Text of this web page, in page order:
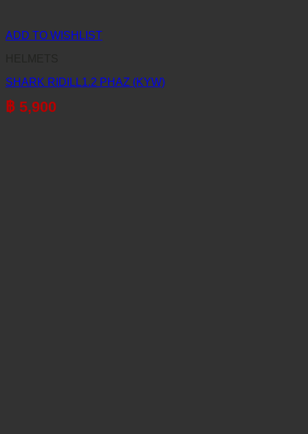
ADD TO WISHLIST
SHARK RIDILL1.2 PHAZ (KYW)
฿ 5,900